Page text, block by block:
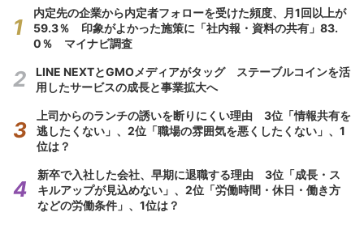
内定先の企業から内定者フォローを受けた頻度、月1回以上が
59.3％ 印象がよかった施策に「社内報・資料の共有」83.
0％ マイナビ調査
LINE NEXTとGMOメディアがタッグ ステーブルコインを活
用したサービスの成長と事業拡大へ
上司からのランチの誘いを断りにくい理由 3位「情報共有を
逃したくない」、2位「職場の雰囲気を悪くしたくない」、1
位は？
新卒で入社した会社、早期に退職する理由 3位「成長・ス
キルアップが見込めない」、2位「労働時間・休日・働き方
などの労働条件」、1位は？